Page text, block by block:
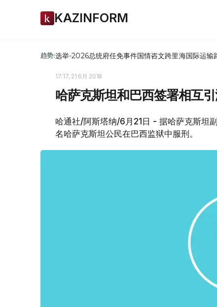
KAZINFORM
趋势:选举-2026总统府任免事件国情咨文跨里海国际运输
17:17, 21 6月 2018
哈萨克斯坦和巴西签署相互
哈通社/阿斯塔纳/6月21日 - 据哈萨克斯坦
名哈萨克斯坦公民在巴西监狱中服刑。